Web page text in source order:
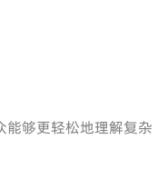
够更轻松地理解复杂